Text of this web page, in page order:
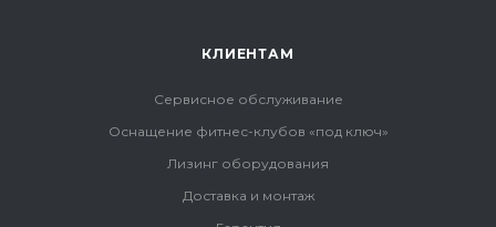
КЛИЕНТАМ
Сервисное обслуживание
Оснащение фитнес-клубов «под ключ»
Лизинг оборудования
Доставка и монтаж